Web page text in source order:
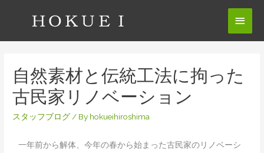
自然素材と伝統工法に拘った
古民家リノベーション
スタッフブログ/ By hokueihiroshima
一年前から解体、今年の春から始まった古民家のリノベーシ